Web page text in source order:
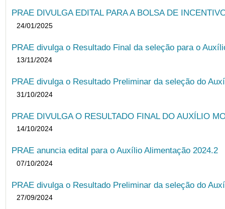
PRAE DIVULGA EDITAL PARA A BOLSA DE
24/01/2025
PRAE divulga o Resultado Final da seleção para o
13/11/2024
PRAE divulga o Resultado Preliminar da seleção do
31/10/2024
PRAE DIVULGA O RESULTADO FINAL DO AUXÍLIO
14/10/2024
PRAE anuncia edital para o Auxílio Alimentação 2024.2
07/10/2024
PRAE divulga o Resultado Preliminar da seleção do
27/09/2024